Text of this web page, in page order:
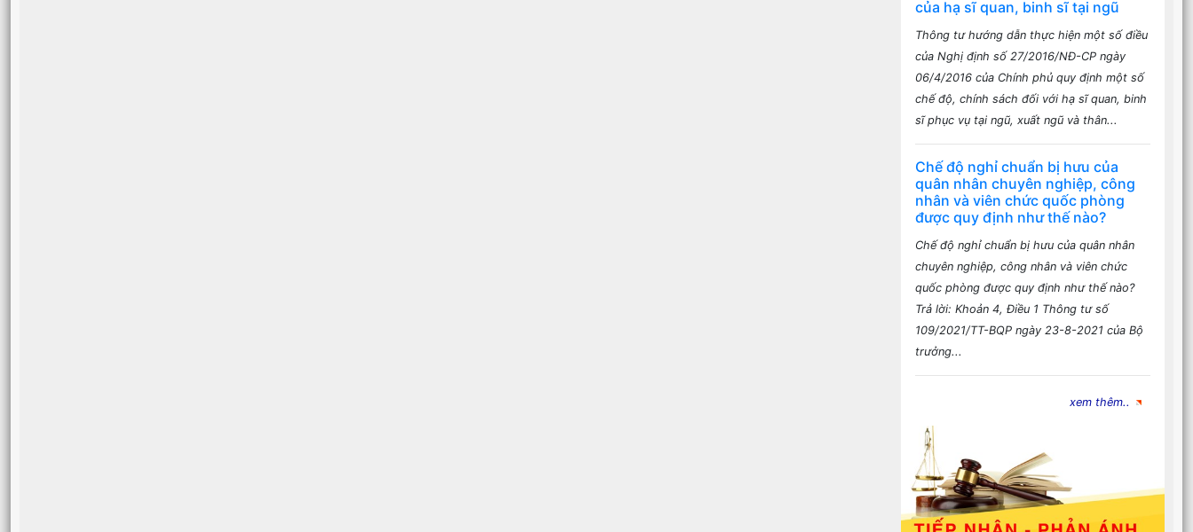
của hạ sĩ quan, binh sĩ tại ngũ
Thông tư hướng dẫn thực hiện một số điều
của Nghị định số 27/2016/NĐ-CP ngày
06/4/2016 của Chính phủ quy định một số
chế độ, chính sách đối với hạ sĩ quan, binh
sĩ phục vụ tại ngũ, xuất ngũ và thân...
Chế độ nghỉ chuẩn bị hưu của
quân nhân chuyên nghiệp, công
nhân và viên chức quốc phòng
được quy định như thế nào?
Chế độ nghỉ chuẩn bị hưu của quân nhân
chuyên nghiệp, công nhân và viên chức
quốc phòng được quy định như thế nào?
Trả lời: Khoản 4, Điều 1 Thông tư số
109/2021/TT-BQP ngày 23-8-2021 của Bộ
trưởng...
xem thêm..